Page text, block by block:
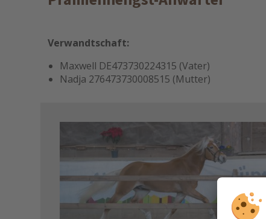
Verwandtschaft:
Maxwell DE473730224315 (Vater)
Nadja 276473730008515 (Mutter)